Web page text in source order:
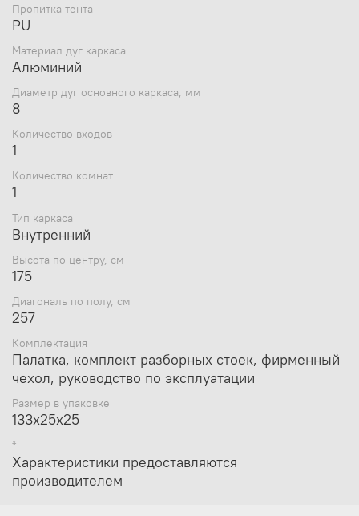
производитель
Сезонность
Количество мест
Ветрозащитная
Утепление
Нет
Водостойкость
тента, мм в. ст.
Геометрия
Пол палатки
Пропитка тента
Материал дуг
каркаса
Габариты внешней
палатки/тента,
ДхШхВ, см
Диаметр дуг
основного
Количество входов
Количество
комнат
1
Конструкция
палатки
Тип сборки
Высота по центру,
см
Пропитка тента
PU
Материал дуг каркаса
Алюминий
Диаметр дуг основного каркаса, мм
8
Количество входов
1
Количество комнат
1
Тип каркаса
Внутренний
Высота по центру, см
175
Диагональ по полу, см
257
Комплектация
Палатка, комплект разборных стоек, фирменный
чехол, руководство по эксплуатации
Размер в упаковке
133х25х25
*
Характеристики предоставляются
производителем